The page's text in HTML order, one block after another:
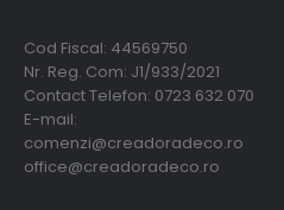
Cod Fiscal: 44569750
Nr. Reg. Com: J1/933/2021
Contact Telefon: 0723 632 070
E-mail:
comenzi@creadoradeco.ro
office@creadoradeco.ro